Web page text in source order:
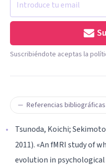
Suscribiéndote aceptas la
Referencias bibliográficas
Tsunoda, Koichi;
2011). «An fMRI study of
evolution in psychological